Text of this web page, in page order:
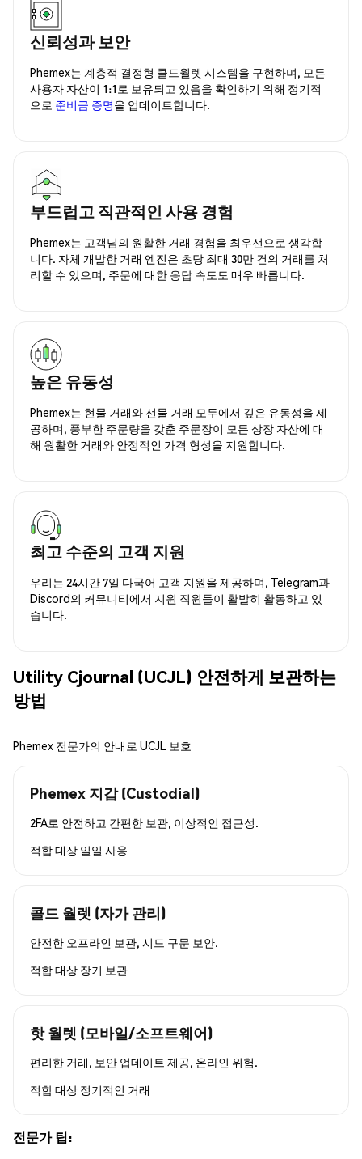
신뢰성과 보안
Phemex는 계층적 결정형 콜드월렛 시스템을 구현하며, 모든
사용자 자산이 1:1로 보유되고 있음을 확인하기 위해 정기적
으로 준비금 증명을 업데이트합니다.
부드럽고 직관적인 사용 경험
Phemex는 고객님의 원활한 거래 경험을 최우선으로 생각합
니다. 자체 개발한 거래 엔진은 초당 최대 30만 건의 거래를 처
리할 수 있으며, 주문에 대한 응답 속도도 매우 빠릅니다.
높은 유동성
Phemex는 현물 거래와 선물 거래 모두에서 깊은 유동성을 제
공하며, 풍부한 주문량을 갖춘 주문장이 모든 상장 자산에 대
해 원활한 거래와 안정적인 가격 형성을 지원합니다.
최고 수준의 고객 지원
우리는 24시간 7일 다국어 고객 지원을 제공하며, Telegram과
Discord의 커뮤니티에서 지원 직원들이 활발히 활동하고 있
습니다.
Utility Cjournal (UCJL) 안전하게 보관하는
방법
Phemex 전문가의 안내로 UCJL 보호
Phemex 지갑 (Custodial)
2FA로 안전하고 간편한 보관, 이상적인 접근성.
적합 대상 일일 사용
콜드 월렛 (자가 관리)
안전한 오프라인 보관, 시드 구문 보안.
적합 대상 장기 보관
핫 월렛 (모바일/소프트웨어)
편리한 거래, 보안 업데이트 제공, 온라인 위험.
적합 대상 정기적인 거래
전문가 팁: